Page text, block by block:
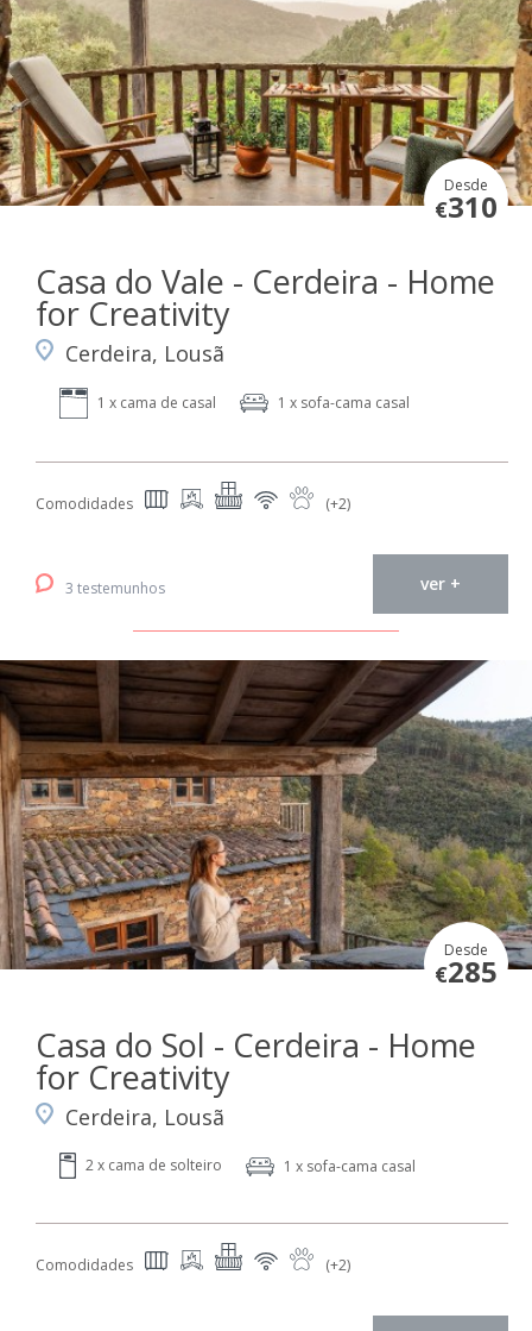
Desde
€310
Casa do Vale - Cerdeira - Home
for Creativity
Cerdeira, Lousã
1 x cama de casal 1 x sofa-cama casal
Comodidades (+2)
3 testemunhos ver +
Desde
€285
Casa do Sol - Cerdeira - Home
for Creativity
Cerdeira, Lousã
2 x cama de solteiro 1 x sofa-cama casal
Comodidades (+2)